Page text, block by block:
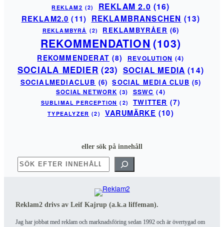
REKLAM2 (2) REKLAM 2.0 (16)
REKLAM2.0 (11) REKLAMBRANSCHEN (13)
REKLAMBYRÅ (2) REKLAMBYRÅER (6)
REKOMMENDATION (103)
REKOMMENDERAT (8) REVOLUTION (4)
SOCIALA MEDIER (23) SOCIAL MEDIA (14)
SOCIALMEDIACLUB (6) SOCIAL MEDIA CLUB (5)
SOCIAL NETWORK (3) SSWC (4)
SUBLIMAL PERCEPTION (2) TWITTER (7)
TYPEALYZER (2) VARUMÄRKE (10)
eller sök på innehåll
SÖK
Reklam2 drivs av Leif Kajrup (a.k.a liffeman).
Jag har jobbat med reklam och marknadsföring sedan 1992 och är övertygad om